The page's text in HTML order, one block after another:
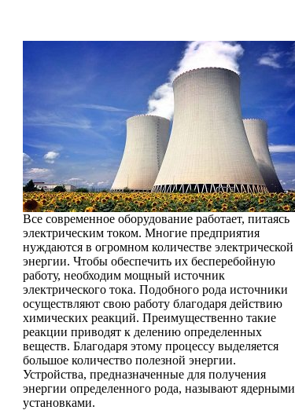
Все современное оборудование работает, питаясь
электрическим током. Многие предприятия
нуждаются в огромном количестве электрической
энергии. Чтобы обеспечить их бесперебойную
работу, необходим мощный источник
электрического тока. Подобного рода источники
осуществляют свою работу благодаря действию
химических реакций. Преимущественно такие
реакции приводят к делению определенных
веществ. Благодаря этому процессу выделяется
большое количество полезной энергии.
Устройства, предназначенные для получения
энергии определенного рода, называют ядерными
установками.